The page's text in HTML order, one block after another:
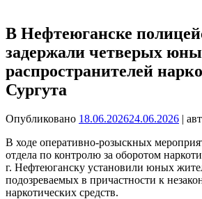
В Нефтеюганске
задержали четверых
распространителей
Сургута
Опубликовано 18.06.202624.06.2026 |
В ходе оперативно-розыскных
отдела по контролю за оборотом
г. Нефтеюганску установили юных
подозреваемых в причастности к
наркотических средств.